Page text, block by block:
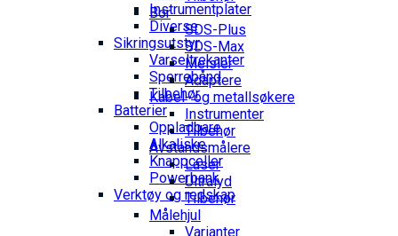
Instrumentplater
Diverse
Sikringsutstyr
Varseltrekanter
Sperrebånd
Tilbehør
Batterier
Oppladbare
Alkaliske
Knappceller
Powerbank
Verktøy og redskap
Bor
SDS-Plus
SDS-Max
Meisler
Adaptere
Kabel- og metallsøkere
Instrumenter
Tilbehør
Avstandsmålere
Laser
Ultralyd
Tilbehør
Målehjul
Varianter